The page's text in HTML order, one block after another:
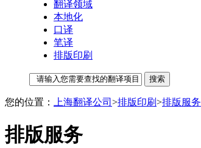
翻译领域
本地化
口译
笔译
排版印刷
您的位置： 上海翻译公司 >排版印刷>排版服务
排版服务